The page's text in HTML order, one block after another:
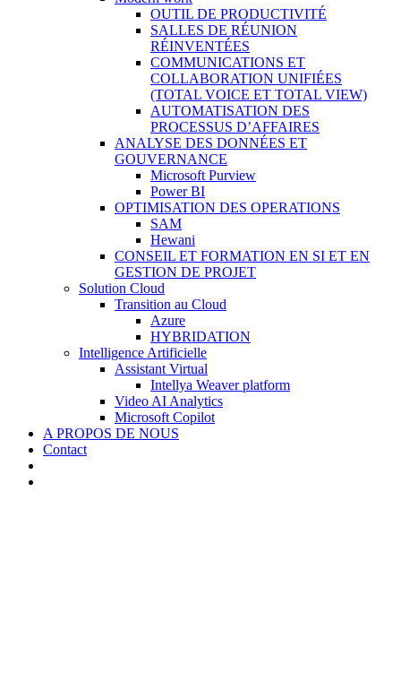
OUTIL DE PRODUCTIVITÉ
SALLES DE RÉUNION
RÉINVENTÉES
COMMUNICATIONS ET
COLLABORATION UNIFIÉES
(TOTAL VOICE ET TOTAL VIEW)
AUTOMATISATION DES
PROCESSUS D’AFFAIRES
ANALYSE DES DONNÉES ET
GOUVERNANCE
Microsoft Purview
Power BI
OPTIMISATION DES OPERATIONS
SAM
Hewani
CONSEIL ET FORMATION EN SI ET EN
GESTION DE PROJET
Solution Cloud
Transition au Cloud
Azure
HYBRIDATION
Intelligence Artificielle
Assistant Virtual
Intellya Weaver platform
Video AI Analytics
Microsoft Copilot
A PROPOS DE NOUS
Contact